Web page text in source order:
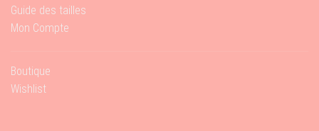
Guide des tailles
Mon Compte
Boutique
Wishlist